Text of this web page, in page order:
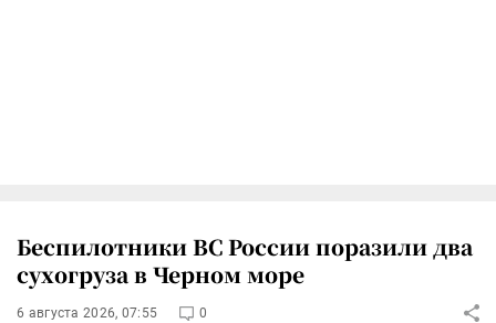
Беспилотники ВС России поразили два
сухогруза в Черном море
6 августа 2026, 07:55 0